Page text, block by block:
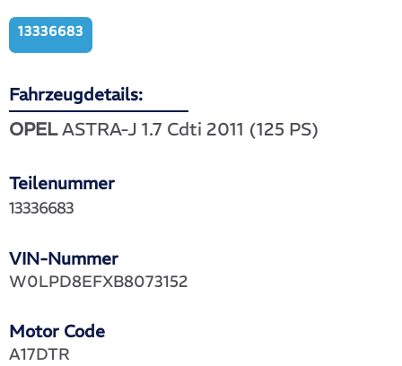
13336683
Fahrzeugdetails:
OPELASTRA-J 1.7 Cdti 2011 (125 PS)
Teilenummer
VIN-Nummer
13336683
W0LPD8EFXB8073152
Motor Code
A17DTR